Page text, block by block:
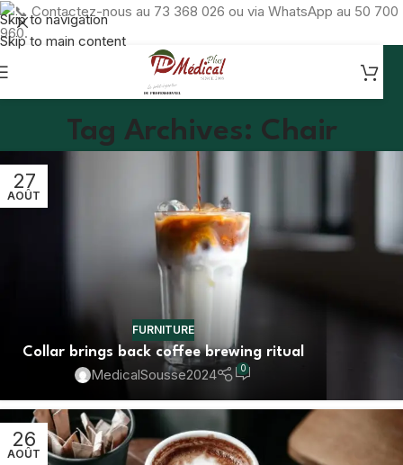
Skip to navigation
Skip to main content
Contactez-nous au 73 368 026 ou via WhatsApp au 50 700
960.
Tag Archives: Chair
27
AOÛT
FURNITURE
Collar brings back coffee brewing ritual
MedicalSousse2024 0
26
AOÛT